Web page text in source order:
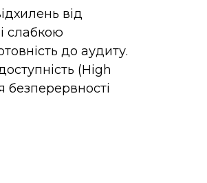
від
слабкою
до аудиту.
(High